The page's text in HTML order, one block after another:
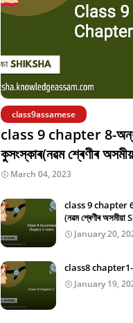
class9assamese
class 9 chapter 8-
কুসংস্কাৰ(নৱম শ্ৰেণীৰ
March 04, 2023
class 9 chapter 6-
(নৱম শ্ৰেণীৰ অসমীয়া
January 20,
class8 chapter1-
January 19,